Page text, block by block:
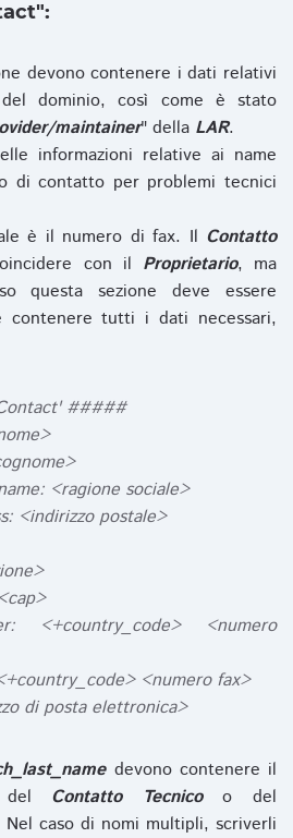
devono contenere i dati relativi
dominio, così come è stato
maintainer" della LAR.
informazioni relative ai name
di contatto per problemi tecnici
è il numero di fax. Il Contatto
con il Proprietario, ma
questa sezione deve essere
contenere tutti i dati necessari,
#####
<ragione sociale>
<indirizzo postale>
<+country_code> <numero
<numero fax>
di posta elettronica>
devono contenere il
del Contatto Tecnicoo del
caso di nomi multipli, scriverli